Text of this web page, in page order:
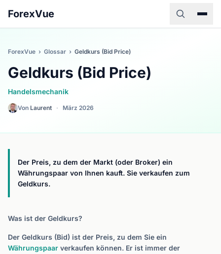
ForexVue
ForexVue › Glossar › Geldkurs (Bid Price)
Geldkurs (Bid Price)
Handelsmechanik
Von Laurent · März 2026
Der Preis, zu dem der Markt (oder Broker) ein
Währungspaar von Ihnen kauft. Sie verkaufen zum
Geldkurs.
Was ist der Geldkurs?
Der Geldkurs (Bid) ist der Preis, zu dem Sie ein
Währungspaar verkaufen können. Er ist immer der